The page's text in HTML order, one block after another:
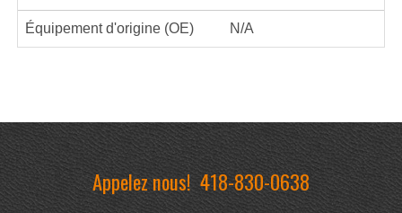
Équipement d'origine (OE) N/A
Appelez nous!418-830-0638